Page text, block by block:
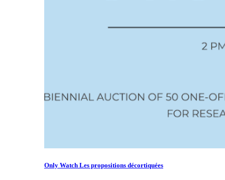
Only Watch Les propositions décortiquées